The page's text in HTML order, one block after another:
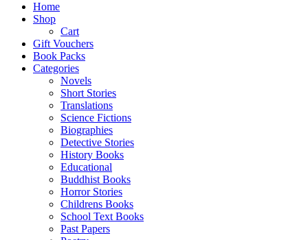
Home
Shop
Cart
Gift Vouchers
Book Packs
Categories
Novels
Short Stories
Translations
Science Fictions
Biographies
Detective Stories
History Books
Educational
Buddhist Books
Horror Stories
Childrens Books
School Text Books
Past Papers